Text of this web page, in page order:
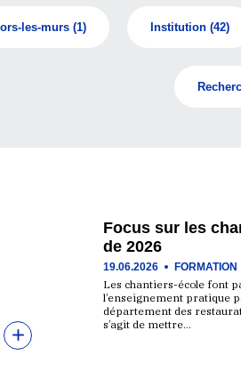
les-murs (1) Institution (42)
Focus sur les
de 2026
19.06.2026 FORMATION
Les chantiers-école font
l’enseignement pratique
département des
s’agit de mettre…